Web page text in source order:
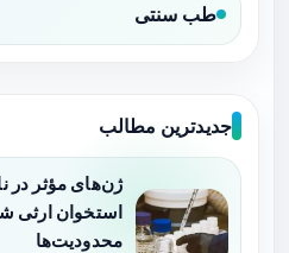
طب سنتی
جدیدترین مطالب
ژن‌های مؤثر در
استخوان ارثی
محدودیت‌ها